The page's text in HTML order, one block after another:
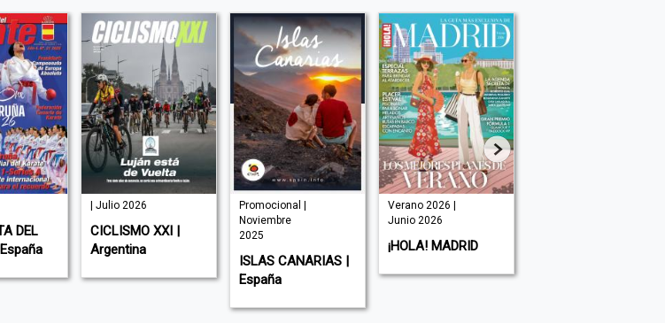
DEL
| Julio 2026
CICLISMO XXI |
Argentina
Promocional |
Noviembre
2025
ISLAS CANARIAS |
España
Verano 2026 |
Junio 2026
¡HOLA! MADRID